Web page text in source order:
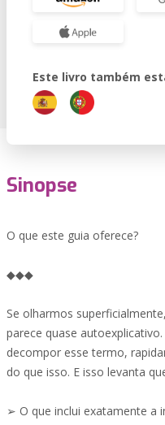
Este livro também
Sinopse
O que este guia oferece?
◆◆◆
Se olharmos
parece quase
decompor esse termo,
do que isso. E isso levanta
➢ O que inclui exatamente a